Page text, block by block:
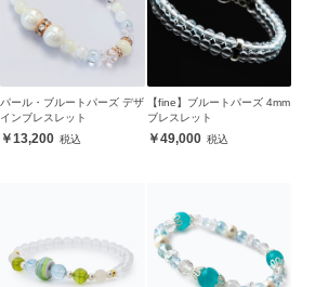
パール・ブルートパーズ デザ
インブレスレット
13,200
【fine】ブルートパーズ 4mm
ブレスレット
49,000